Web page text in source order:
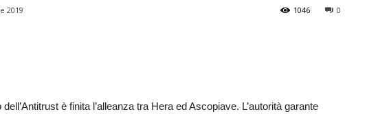
2019 0
1046
è finita l’alleanza tra Hera ed Ascopiave. L’autorità garante